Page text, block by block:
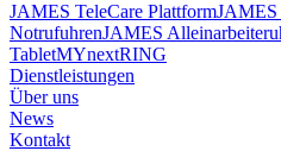
JAMES TeleCare PlattformJAMES
NotrufuhrenJAMES
TabletMYnextRING
Dienstleistungen
Über uns
News
Kontakt